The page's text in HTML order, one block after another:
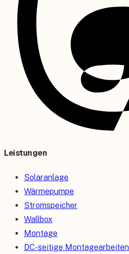
Leistungen
Solaranlage
Wärmepumpe
Stromspeicher
Wallbox
Montage
DC-seitige Montagearbeiten